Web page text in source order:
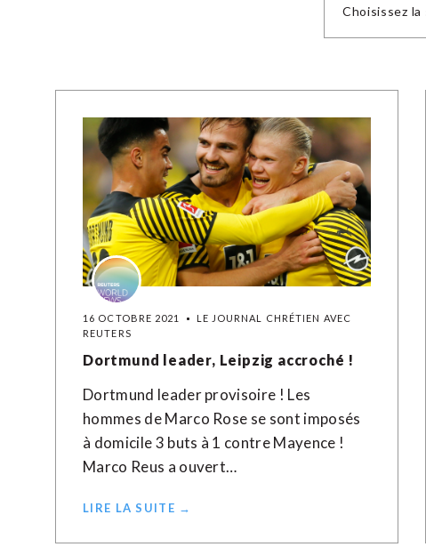
Choisissez
16 OCTOBRE 2021
LE JOURNAL CHRÉTIEN AVEC
REUTERS
Dortmund leader, Leipzig accroché !
Dortmund leader provisoire ! Les
hommes de Marco Rose se sont imposés
à domicile 3 buts à 1 contre Mayence !
Marco Reus a ouvert…
LIRE LA SUITE →